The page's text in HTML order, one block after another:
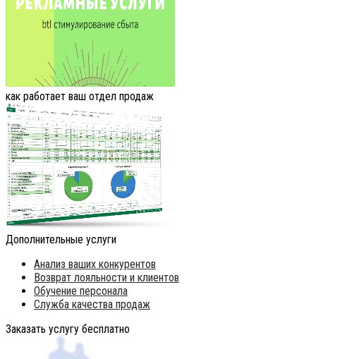
как работает ваш отдел продаж
Дополнительные услуги
Анализ ваших конкурентов
Возврат лояльности и клиентов
Обучение персонала
Служба качества продаж
Заказать услугу бесплатно